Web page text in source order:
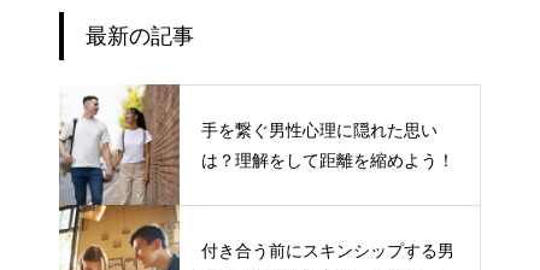
最新の記事
手を繋ぐ男性心理に隠れた思い
は？理解をして距離を縮めよう！
付き合う前にスキンシップする男